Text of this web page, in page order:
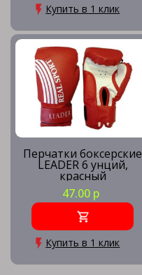
Купить в 1 клик
Перчатки боксерские
LEADER 6 унций,
красный
47.00 р
Купить в 1 клик